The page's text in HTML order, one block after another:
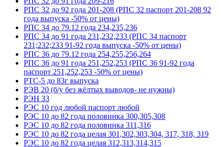
РПС 32 до 92 года 201-208 (РПС 32 паспорт 201-208 92
года выпуска -50% от цены)
РПС 34 до 79.12 года 234,235,236
РПС 34 до 91 года 231,232,233 (РПС 34 паспорт
231;232;233 91-92 года выпуска -50% от цены)
РПС 36 до 79.12 года 254,255,256,264
РПС 36 до 91 года 251,252,253 (РПС 36 91-92 года
паспорт 251,252,253 -50% от цены)
РТС-5 до 83г выпуска
РЭВ 20 (б/у без жёлтых выводов- не нужны)
РЭН 33
РЭС 10 год любой паспорт любой
РЭС 10 до 82 года половинка 300,305,308
РЭС 10 до 82 года половинка 311,316
РЭС 10 до 82 года целая 301,302,303,304, 317, 318, 319
РЭС 10 до 82 года целая 312,313,314,315